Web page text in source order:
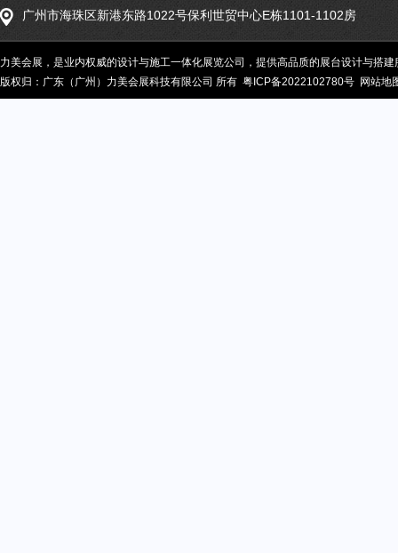
广州市海珠区新港东路1022号保利世贸中心E栋1101-1102房
力美会展，是业内权威的设计与施工一体化展览公司，提供高品质的展台设计与搭
版权归：广东（广州）力美会展科技有限公司 所有 粤ICP备2022102780号 网站地